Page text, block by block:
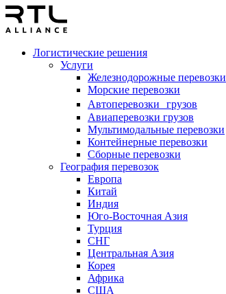
Логистические решения
Услуги
Железнодорожные перевозки
Морские перевозки
Автоперевозки грузов
Авиаперевозки грузов
Мультимодальные перевозки
Контейнерные перевозки
Сборные перевозки
География перевозок
Европа
Китай
Индия
Юго-Восточная Азия
Турция
СНГ
Центральная Азия
Корея
Африка
США